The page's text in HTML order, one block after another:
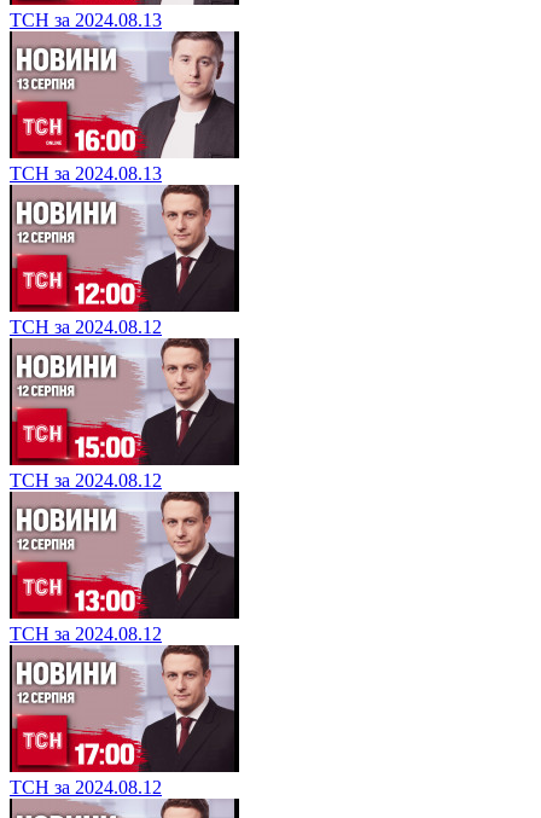
ТСН за 2024.08.13
ТСН за 2024.08.13
ТСН за 2024.08.12
ТСН за 2024.08.12
ТСН за 2024.08.12
ТСН за 2024.08.12